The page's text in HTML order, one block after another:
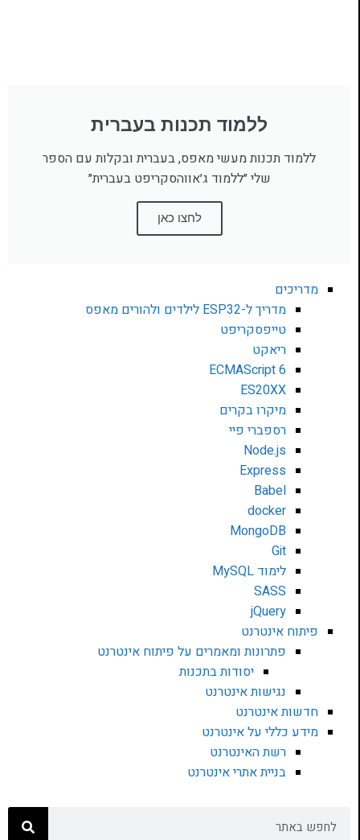
ללמוד תכנות בעברית
ללמוד תכנות מעשי מאפס, בעברית ובקלות עם הספר
שלי ״ללמוד ג׳אווהסקריפט בעברית״
לחצו כאן
מדריכים
מדריך ל-ESP32 לילדים ולהורים מאפס
טייפסקריפט
ריאקט
ECMAScript 6
ES20XX
מיקרו בקרים
רספברי פיי
Node.js
Express
Babel
docker
MongoDB
Git
לימוד MySQL
SASS
jQuery
פיתוח אינטרנט
פתרונות ומאמרים על פיתוח אינטרנט
יסודות בתכנות
נגישות אינטרנט
חדשות אינטרנט
מידע כללי על אינטרנט
רשת האינטרנט
בניית אתרי אינטרנט